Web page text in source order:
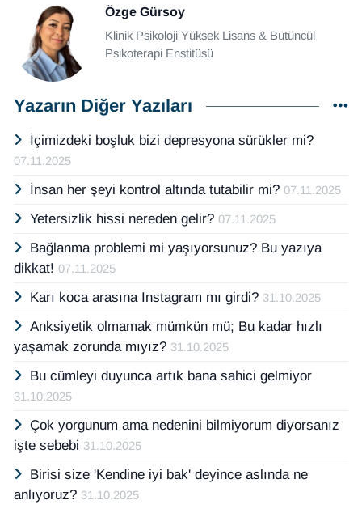
Özge Gürsoy
Klinik Psikoloji Yüksek Lisans & Bütüncül
Psikoterapi Enstitüsü
Yazarın Diğer Yazıları
İçimizdeki boşluk bizi depresyona sürükler mi?
07.11.2025
İnsan her şeyi kontrol altında tutabilir mi? 07.11.2025
Yetersizlik hissi nereden gelir? 07.11.2025
Bağlanma problemi mi yaşıyorsunuz? Bu yazıya
dikkat! 07.11.2025
Karı koca arasına Instagram mı girdi? 31.10.2025
Anksiyetik olmamak mümkün mü; Bu kadar hızlı
yaşamak zorunda mıyız? 31.10.2025
Bu cümleyi duyunca artık bana sahici gelmiyor
31.10.2025
Çok yorgunum ama nedenini bilmiyorum diyorsanız
işte sebebi 31.10.2025
Birisi size 'Kendine iyi bak' deyince aslında ne
anlıyoruz? 31.10.2025